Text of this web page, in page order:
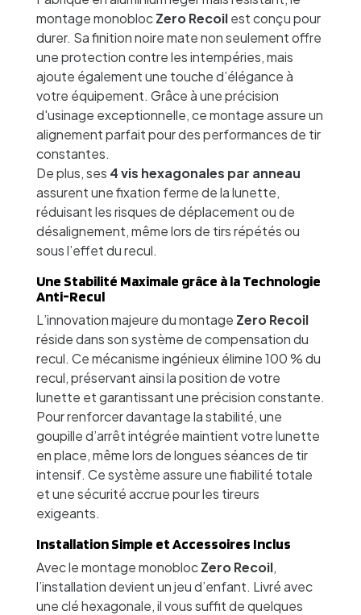
montage monoblocZero Recoilest conçu pour
durer. Sa finition noire mate non seulement offre
une protection contre les intempéries, mais
ajoute également une touche d’élégance à
votre équipement. Grâce à une précision
d'usinage exceptionnelle, ce montage assure un
alignement parfait pour des performances de tir
constantes.
De plus, ses 4 vis hexagonales par anneau
assurent une fixation ferme de la lunette,
réduisant les risques de déplacement ou de
désalignement, même lors de tirs répétés ou
sous l’effet du recul.
Une Stabilité Maximale grâce à la Technologie
Anti-Recul
L’innovation majeure du montage Zero Recoil
réside dans son système de compensation du
recul. Ce mécanisme ingénieux élimine 100 % du
recul, préservant ainsi la position de votre
lunette et garantissant une précision constante.
Pour renforcer davantage la stabilité, une
goupille d’arrêt intégrée maintient votre lunette
en place, même lors de longues séances de tir
intensif. Ce système assure une fiabilité totale
et une sécurité accrue pour les tireurs
exigeants.
Installation Simple et Accessoires Inclus
Avec le montage monoblocZero Recoil,
l’installation devient un jeu d’enfant. Livré avec
une clé hexagonale, il vous suffit de quelques